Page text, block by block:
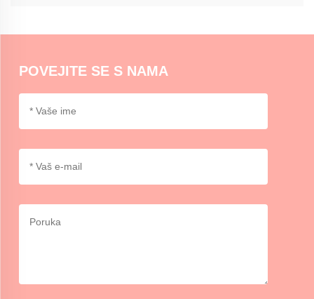
vlažnosti može utjecati na svojstva lepila, pa je preporučljivo biti
POVEJITE SE S NAMA